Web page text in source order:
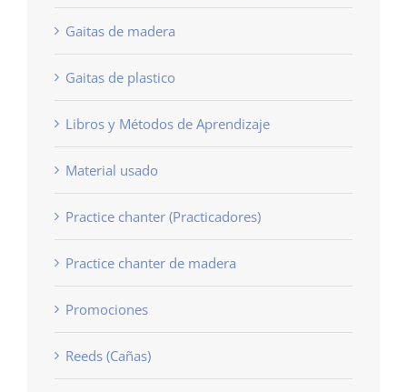
Gaitas de madera
Gaitas de plastico
Libros y Métodos de Aprendizaje
Material usado
Practice chanter (Practicadores)
Practice chanter de madera
Promociones
Reeds (Cañas)